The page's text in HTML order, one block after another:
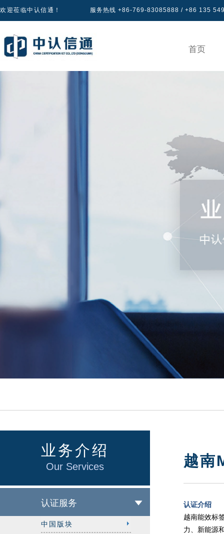
欢迎莅临中认信通！ 服务热线 +86-769-83085888 / +86 135
首页
业务介绍
Our Services
认证服务
中国版块
越南
认证介绍
越南能效标
力、新能源